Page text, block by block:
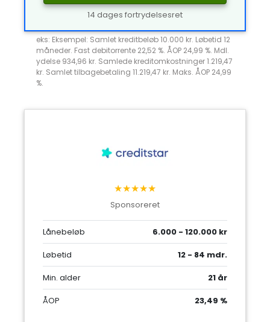
14 dages fortrydelsesret
eks: Eksempel: Samlet kreditbeløb 10.000 kr. Løbetid 12
måneder. Fast debitorrente 22,52 %. ÅOP 24,99 %. Mdl.
ydelse 934,96 kr. Samlede kreditomkostninger 1.219,47
kr. Samlet tilbagebetaling 11.219,47 kr. Maks. ÅOP 24,99
%.
★★★★★
Sponsoreret
Lånebeløb
6.000 - 120.000 kr
Løbetid
12 - 84 mdr.
Min. alder
21 år
ÅOP
23,49 %